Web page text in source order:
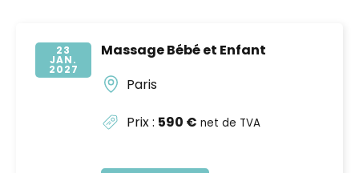
23
JAN
2027
Massage Bébé et Enfant
Paris
Prix : 590 € net de TVA